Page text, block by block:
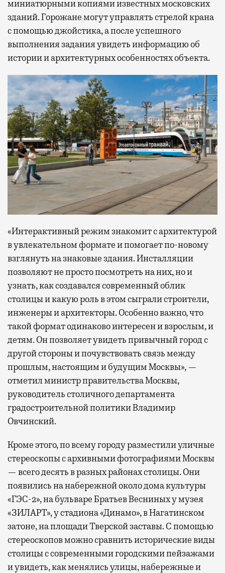
миниатюрными копиями известных московских
зданий. Горожане могут управлять стрелой крана
с помощью джойстика, а после успешного
выполнения задания увидеть информацию об
истории и архитектурных особенностях объекта.
«Интерактивный режим знакомит с архитектурой
в увлекательном формате и помогает по-новому
взглянуть на знаковые здания. Инсталляции
позволяют не просто посмотреть на них, но и
узнать, как создавался современный облик
столицы и какую роль в этом сыграли строители,
инженеры и архитекторы. Особенно важно, что
такой формат одинаково интересен и взрослым, и
детям. Он позволяет увидеть привычный город с
другой стороны и почувствовать связь между
прошлым, настоящим и будущим Москвы», —
отметил министр правительства Москвы,
руководитель столичного департамента
градостроительной политики Владимир
Овчинский.
Кроме этого, по всему городу разместили уличные
стереоскопы с архивными фотографиями Москвы
— всего десять в разных районах столицы. Они
появились на набережной около дома культуры
«ГЭС-2», на бульваре Братьев Весниных у музея
«ЗИЛАРТ», у стадиона «Динамо», в Нагатинском
затоне, на площади Тверской заставы. С помощью
стереоскопов можно сравнить исторические виды
столицы с современными городскими пейзажами
и увидеть, как менялись улицы, набережные и